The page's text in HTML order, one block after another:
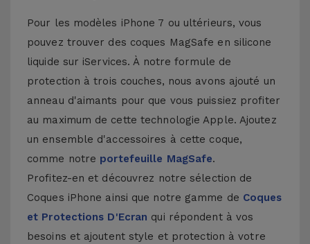
Pour les modèles iPhone 7 ou ultérieurs, vous
pouvez trouver des coques MagSafe en silicone
liquide sur iServices. À notre formule de
protection à trois couches, nous avons ajouté un
anneau d'aimants pour que vous puissiez profiter
au maximum de cette technologie Apple. Ajoutez
un ensemble d'accessoires à cette coque,
comme notre portefeuille MagSafe.
Profitez-en et découvrez notre sélection de
Coques iPhone ainsi que notre gamme de Coques
et Protections D'Ecran qui répondent à vos
besoins et ajoutent style et protection à votre